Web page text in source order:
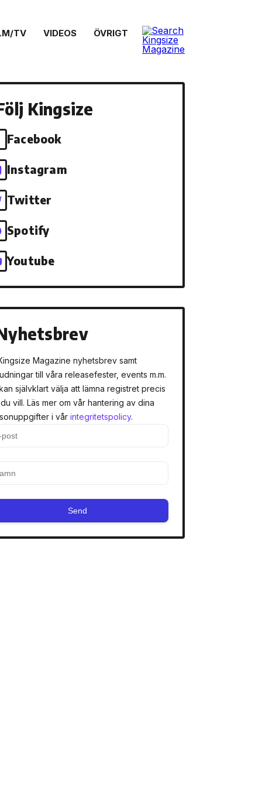
TV VIDEOS ÖVRIGT
Kingsize
Facebook
Instagram
Twitter
Spotify
Youtube
Magazine nyhetsbrev samt
till våra releasefester, events m.m.
självklart välja att lämna registret precis
vill. Läs mer om vår hantering av dina
i vår integritetspolicy.
Send